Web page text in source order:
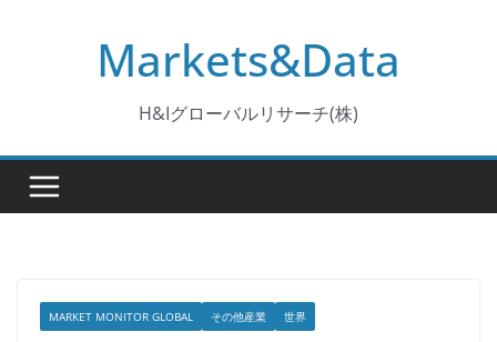
Markets&Data
H&Iグローバルリサーチ(株)
MARKET MONITOR GLOBAL その他産業 世界